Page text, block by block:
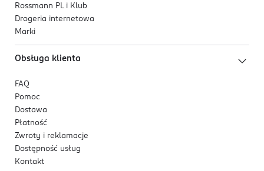
Rossmann PL i Klub
Drogeria internetowa
Marki
Obsługa klienta
FAQ
Pomoc
Dostawa
Płatność
Zwroty i reklamacje
Dostępność usług
Kontakt